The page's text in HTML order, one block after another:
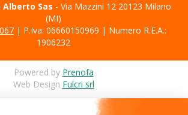
Alberto Sas - Via Mazzini 12 20123 Milano
(MI)
| P.Iva: 06660150969 | Numero R.E.A.:
1906232
Powered by Prenofa
Web Design Fulcri srl